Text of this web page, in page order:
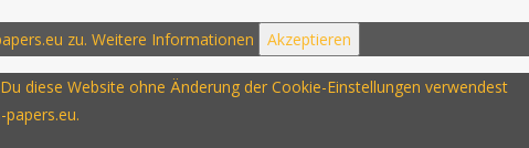
zu. Weitere Informationen Akzeptieren
diese Website ohne Änderung der Cookie-Einstellungen verwendest